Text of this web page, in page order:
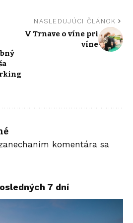
NASLEDUJÚCI ČLÁNOK
V Trnave o víne pri
víne
komentára sa
7 dní